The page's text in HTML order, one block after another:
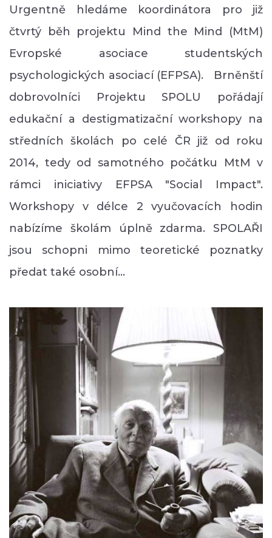
Urgentně hledáme koordinátora pro již
čtvrtý běh projektu Mind the Mind (MtM)
Evropské asociace studentských
psychologických asociací (EFPSA). Brněnští
dobrovolníci Projektu SPOLU pořádají
edukační a destigmatizační workshopy na
středních školách po celé ČR již od roku
2014, tedy od samotného počátku MtM v
rámci iniciativy EFPSA "Social Impact".
Workshopy v délce 2 vyučovacích hodin
nabízíme školám úplně zdarma. SPOLAŘI
jsou schopni mimo teoretické poznatky
předat také osobní…